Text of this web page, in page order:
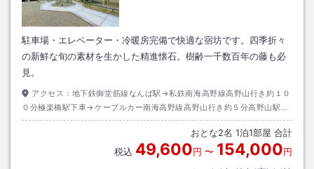
駐車場・エレベーター・冷暖房完備で快適な宿坊です。四季折々
の新鮮な旬の素材を生かした精進懐石。樹齢一千数百年の藤も必
見。
アクセス： 地下鉄御堂筋線なんば駅→私鉄南海高野線高野山行き約１０
０分極楽橋駅下車→ケーブルカー南海高野線高野山行き約５分高野山駅下
車→バス奥ノ院行き約１５分千手院橋下車→徒歩約１０分
おとな2名 1泊1部屋 合計
税込 49,600円 〜 154,000円